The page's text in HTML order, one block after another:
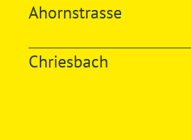
Ahornstrasse
Chriesbach